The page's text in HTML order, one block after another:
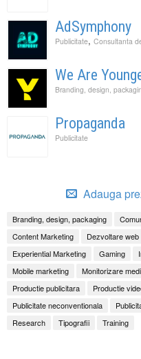
AdSymphony
Publicitate, Consultanta
We Are
Branding, design,
Propaganda
Publicitate
Adauga
Branding, design, packaging
Content Marketing
Dezvoltare web
Experiential Marketing
Gaming
Mobile marketing
Monitorizare
Productie publicitara
Productie
Publicitate neconventionala
Research
Tipografii Training